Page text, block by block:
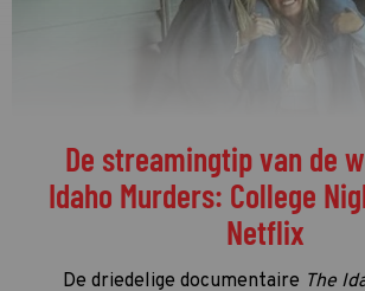
De streamingtip van de
Idaho Murders: College
Netflix
De driedelige documentaire The